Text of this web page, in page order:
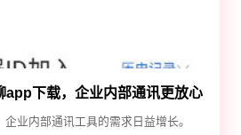
app下载，企业内部通讯更放心
业内部通讯工具的需求日益增长。